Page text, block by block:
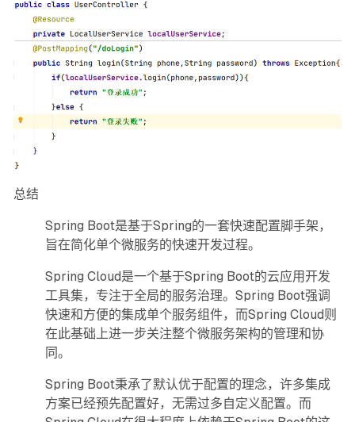
总结
Spring Boot是基于Spring的一套快速配置脚手架，
旨在简化单个微服务的快速开发过程。
Spring Cloud是一个基于Spring Boot的云应用开发
工具集，专注于全局的服务治理。Spring Boot强调
快速和方便的集成单个服务组件，而Spring Cloud则
在此基础上进一步关注整个微服务架构的管理和协
同。
Spring Boot秉承了默认优于配置的理念，许多集成
方案已经预先配置好，无需过多自定义配置。而